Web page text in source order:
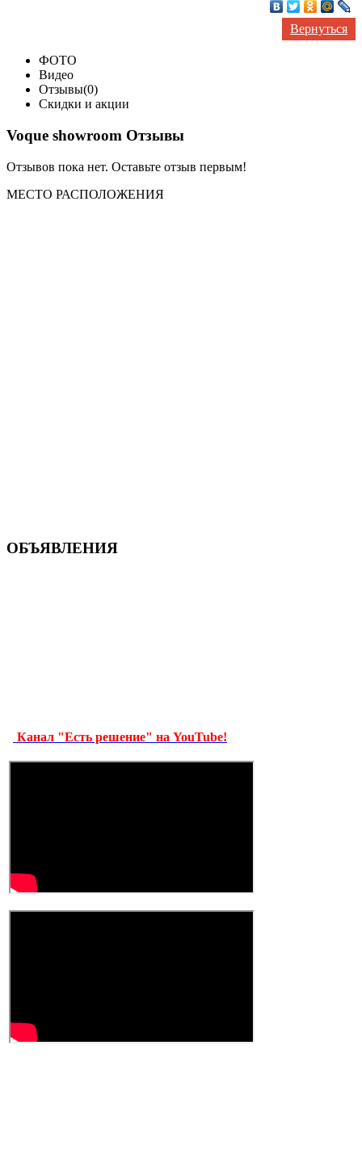
Вернуться
ФОТО
Видео
Отзывы(0)
Скидки и акции
Voque showroom Отзывы
Отзывов пока нет. Оставьте отзыв первым!
МЕСТО РАСПОЛОЖЕНИЯ
ОБЪЯВЛЕНИЯ
Канал "Есть решение" на YouTube!